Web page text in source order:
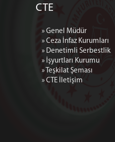
CTE
» Genel Müdür
» Ceza İnfaz Kurumları
» Denetimli Serbestlik
» İşyurtları Kurumu
» Teşkilat Şeması
» CTE İletişim